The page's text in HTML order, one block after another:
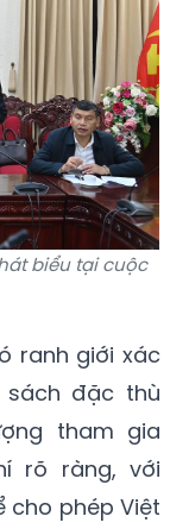
biểu tại cuộc
ranh giới xác
đặc thù
tham gia
rõ ràng, với
cho phép Việt